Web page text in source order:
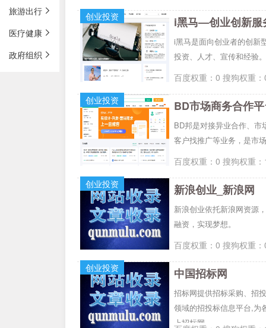
旅游出行
医疗健康
政府组织
创业投资
i黑马—创业创新服
i黑马是面向创业者的创新
投资、人才、宣传和经验。
百度权重：0 搜狗权重
创业投资
BD市场商务合作
BD邦是对接异业合作、
客户找推广等业务，是市
百度权重：0 搜狗权重
创业投资
新浪创业_新浪网
新浪创业依托新浪网资源
融资，实现梦想。
百度权重：0 搜狗权重
创业投资
中国招标网
招标网提供招标采购、招
领域的招投标信息平台,为
上招标网。